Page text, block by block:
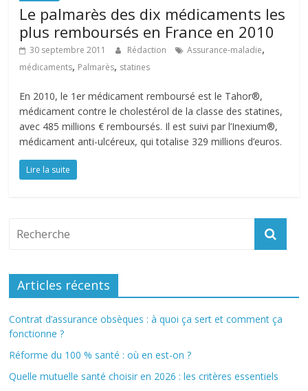
Le palmarès des dix médicaments les
plus remboursés en France en 2010
30 septembre 2011 Rédaction Assurance-maladie,
médicaments, Palmarès, statines
En 2010, le 1er médicament remboursé est le Tahor®,
médicament contre le cholestérol de la classe des statines,
avec 485 millions € remboursés. Il est suivi par l’Inexium®,
médicament anti-ulcéreux, qui totalise 329 millions d’euros.
Lire la suite
Articles récents
Contrat d’assurance obsèques : à quoi ça sert et comment ça
fonctionne ?
Réforme du 100 % santé : où en est-on ?
Quelle mutuelle santé choisir en 2026 : les critères essentiels